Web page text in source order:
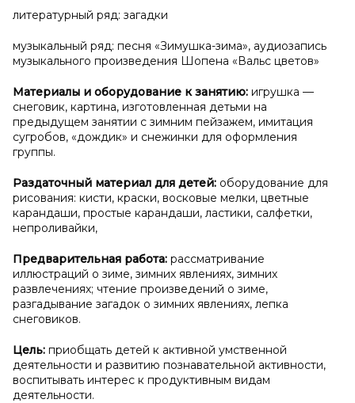
литературный ряд: загадки
музыкальный ряд: песня «Зимушка-зима», аудиозапись
музыкального произведения Шопена «Вальс цветов»
Материалы и оборудование кзанятию: игрушка —
снеговик, картина, изготовленная детьми на
предыдущем занятии с зимним пейзажем, имитация
сугробов, «дождик» и снежинки для оформления
группы.
Раздаточный материал для детей: оборудование для
рисования: кисти, краски, восковые мелки, цветные
карандаши, простые карандаши, ластики, салфетки,
непроливайки,
Предварительная работа: рассматривание
иллюстраций о зиме, зимних явлениях, зимних
развлечениях; чтение произведений о зиме,
разгадывание загадок о зимних явлениях, лепка
снеговиков.
Цель: приобщать детей к активной умственной
деятельности и развитию познавательной активности,
воспитывать интерес к продуктивным видам
деятельности.